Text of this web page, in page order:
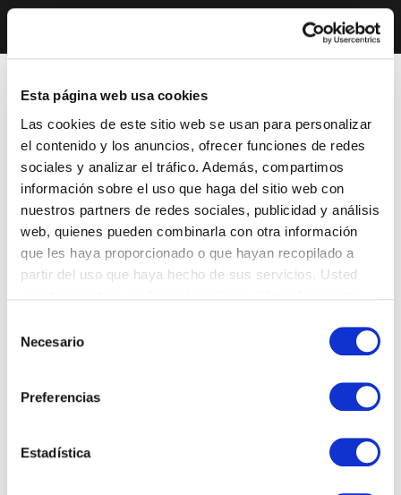
Esta página web usa cookies
Las cookies de este sitio web se usan para personalizar
el contenido y los anuncios, ofrecer funciones de redes
sociales y analizar el tráfico. Además, compartimos
información sobre el uso que haga del sitio web con
nuestros partners de redes sociales, publicidad y análisis
web, quienes pueden combinarla con otra información
que les haya proporcionado o que hayan recopilado a
partir del uso que haya hecho de sus servicios. Usted
Necesario
Preferencias
Estadística